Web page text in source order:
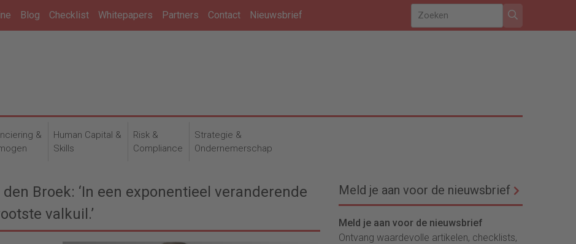
Blog Checklist Whitepapers Partners Contact Nieuwsbrief
&
Human Capital &
Skills
Risk &
Compliance
Strategie &
Ondernemerschap
Broek: ‘In een exponentieel veranderende
valkuil.’
Meld je aan voor de nieuwsbrief
Meld je aan voor de nieuwsbrief
Ontvang waardevolle artikelen, checklists,